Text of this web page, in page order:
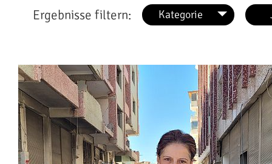
Ergebnisse filtern: Kategorie